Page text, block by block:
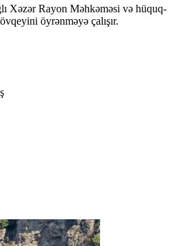
Xəzər Rayon Məhkəməsi və hüquq-
öyrənməyə çalışır.